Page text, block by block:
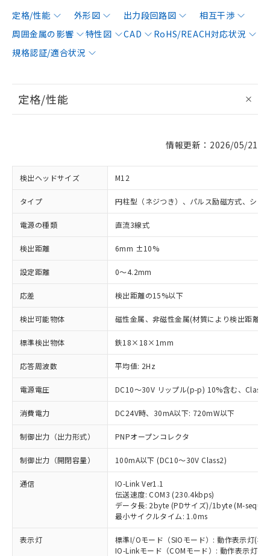
定格/性能 外形図 出力段回路図
相互干渉
周囲金属の影響
特性図 CAD
RoHS/REACH対応状況
規格認証/適合状況
定格/性能
情報更新：2026/05/21
検出ヘッドサイズ M12
タイプ 円柱型（ネジつき）、パルス励磁方式、シー
電源の種類 直流3線式
検出距離 6mm ±10%
設定距離 0～4.2mm
応差 検出距離の15%以下
検出可能物体 磁性金属、非磁性金属(材質により検出距離が
標準検出物体 鉄18×18×1mm
応答周波数 平均値: 2Hz
電源電圧 DC10～30V リップル(p-p) 10%含む、Class2
消費電力 DC24V時、30mA以下: 720mW以下
制御出力（出力形式） PNPオープンコレクタ
制御出力（開閉容量） 100mA以下 (DC10～30V Class2)
通信
IO-Link Ver1.1
伝送速度: COM3 (230.4kbps)
データ長: 2byte (PDサイズ)/1byte (M-
最小サイクルタイム: 1.0ms
表示灯
標準I/Oモード（SIOモード）: 動作表示灯(橙
IO-Linkモード（COMモード）: 動作表示灯(